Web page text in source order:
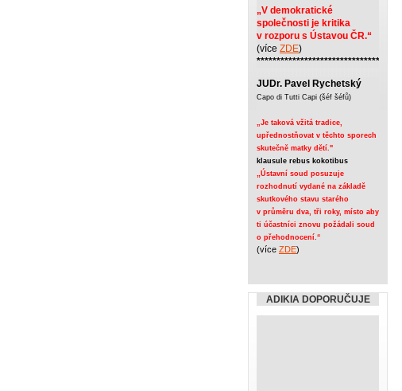
„V demokratické
společnosti je kritika
v rozporu s Ústavou ČR.“
(více ZDE)
*******************************
JUDr. Pavel Rychetský
Capo di Tutti Capi (šéf šéfů)
„Je taková vžitá tradice,
upřednostňovat v těchto sporech
skutečně matky dětí."
klausule rebus kokotibus
Ústavní soud posuzuje
rozhodnutí vydané na základě
skutkového stavu starého
v průměru dva, tři roky, místo aby
ti účastníci znovu požádali soud
o přehodnocení.“
(více ZDE)
ADIKIA DOPORUČUJE